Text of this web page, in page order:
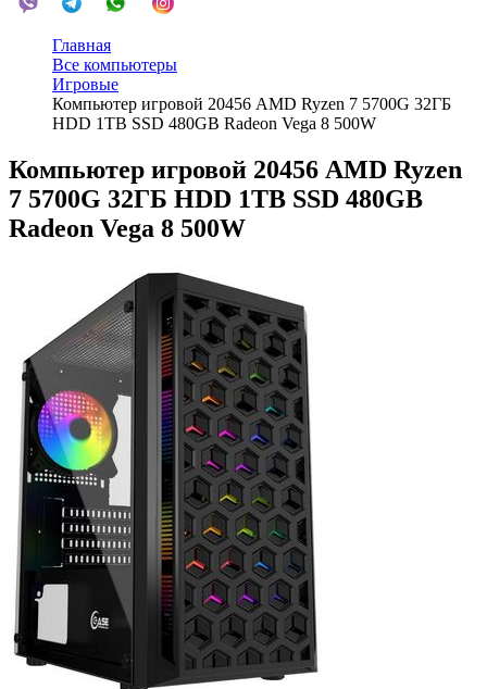
Главная
Все компьютеры
Игровые
Компьютер игровой 20456 AMD Ryzen 7 5700G 32ГБ
HDD 1TB SSD 480GB Radeon Vega 8 500W
Компьютер игровой 20456 AMD Ryzen
7 5700G 32ГБ HDD 1TB SSD 480GB
Radeon Vega 8 500W